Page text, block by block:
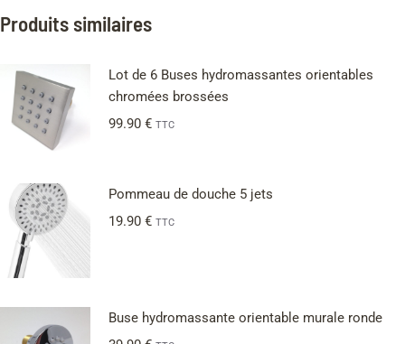
Produits similaires
Lot de 6 Buses hydromassantes orientables
chromées brossées
99.90 € TTC
Pommeau de douche 5 jets
19.90 € TTC
Buse hydromassante orientable murale ronde